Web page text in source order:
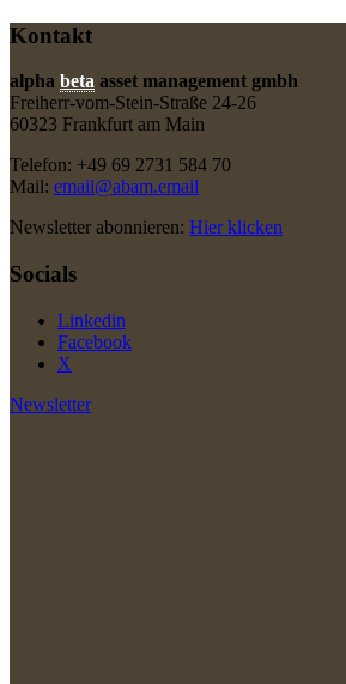
Kontakt
alpha beta asset management gmbh
Freiherr-vom-Stein-Straße 24-26
60323 Frankfurt am Main
Telefon: +49 69 2731 584 70
Mail: email@abam.email
Newsletter abonnieren: Hier klicken
Socials
Linkedin
Facebook
X
Newsletter